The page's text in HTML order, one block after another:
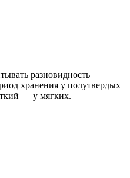
разновидность
хранения у полутвердых
— у мягких.